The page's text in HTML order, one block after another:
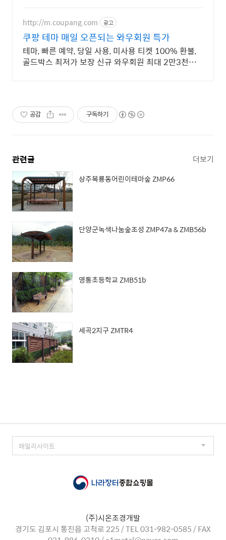
http://m.coupang.com 광고
쿠팡 테마 매일 오픈되는 와우회원 특가
테마, 빠른 예약, 당일 사용, 미사용 티켓 100% 환불,
골드박스 최저가 보장 신규 와우회원 최대 2만3천원
공감 구독하기
관련글 더보기
상주복룡동어린이테마숲 ZMP66
단양군녹색나눔숲조성 ZMP47a & ZMB56b
영통초등학교 ZMB51b
세곡2지구 ZMTR4
(주)시온조경개발
경기도 김포시 통진읍 고척로 225 / TEL 031-982-0585 / FAX